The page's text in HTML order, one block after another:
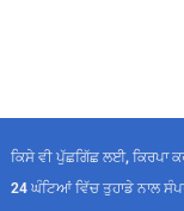
ਕਿਸੇ ਵੀ ਪੁੱਛਗਿੱਛ ਲਈ, ਕਿਰਪਾ
24 ਘੰਟਿਆਂ ਵਿੱਚ ਤੁਹਾਡੇ ਨਾਲ